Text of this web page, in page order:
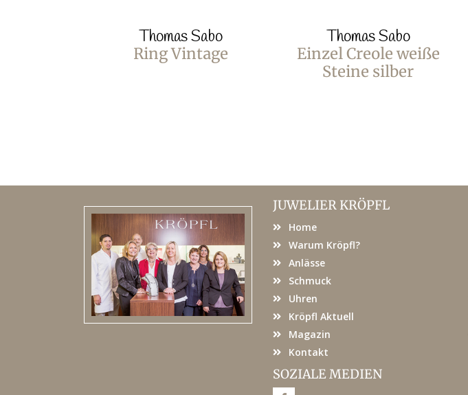
Thomas Sabo
Ring Vintage
Thomas Sabo
Einzel Creole weiße
Steine silber
JUWELIER KRÖPFL
Home
Warum Kröpfl?
Anlässe
Schmuck
Uhren
Kröpfl Aktuell
Magazin
Kontakt
SOZIALE MEDIEN